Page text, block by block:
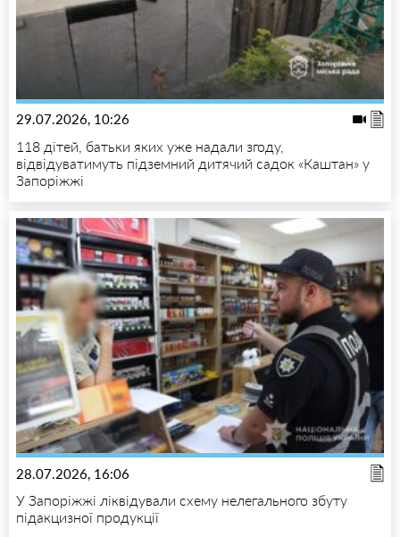
29.07.2026, 10:26
118 дітей, батьки яких уже надали згоду,
відвідуватимуть підземний дитячий садок «Каштан» у
Запоріжжі
28.07.2026, 16:06
У Запоріжжі ліквідували схему нелегального збуту
підакцизної продукції